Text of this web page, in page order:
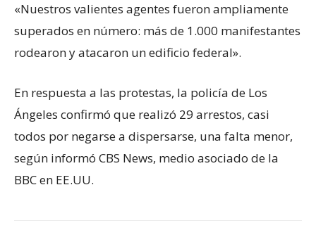
«Nuestros valientes agentes fueron ampliamente
superados en número: más de 1.000 manifestantes
rodearon y atacaron un edificio federal».
En respuesta a las protestas, la policía de Los
Ángeles confirmó que realizó 29 arrestos, casi
todos por negarse a dispersarse, una falta menor,
según informó CBS News, medio asociado de la
BBC en EE.UU.